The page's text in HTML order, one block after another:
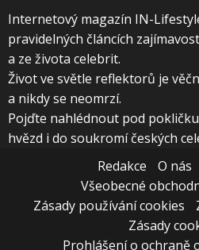
Internetový magazín IN-
pravidelných článcích
a ze života celebrit.
Život ve světle reflektorů je
a nikdy se neomrzí.
Pojďte nahlédnout pod
hvězd i do soukromí českých
Redakce
O nás
Všeobecné
Zásady používání cookies
Zásady
Prohlášení o ochraně